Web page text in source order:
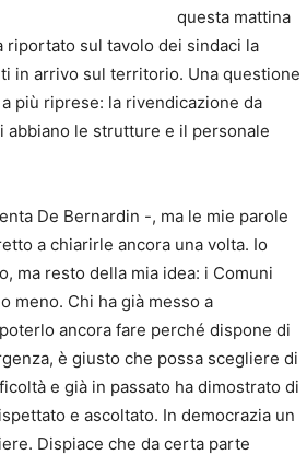
questa mattina
riportato sul tavolo dei sindaci la
in arrivo sul territorio. Una questione
più riprese: la rivendicazione da
le strutture e il personale
De Bernardin -, ma le mie parole
a chiarirle ancora una volta. Io
ma resto della mia idea: i Comuni
meno. Chi ha già messo a
ancora fare perché dispone di
è giusto che possa scegliere di
e già in passato ha dimostrato di
e ascoltato. In democrazia un
Dispiace che da certa parte